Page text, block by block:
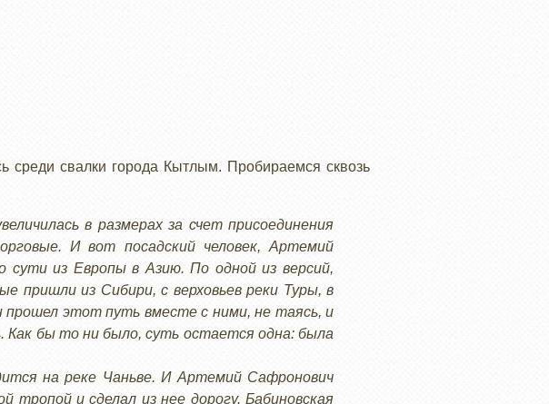
среди свалки города Кытлым. Пробираемся сквозь
в размерах за счет присоединения
И вот посадский человек, Артемий
из Европы в Азию. По одной из версий,
пришли из Сибири, с верховьев реки Туры, в
прошел этот путь вместе с ними, не таясь, и
Как бы то ни было, суть остается одна: была
на реке Чаньве. И Артемий Сафронович
тропой и сделал из нее дорогу. Бабиновская